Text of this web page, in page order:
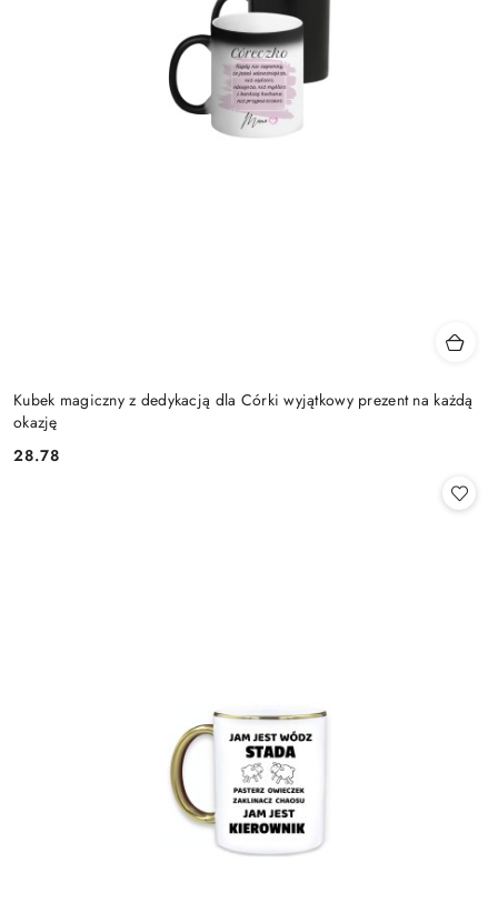
Kubek magiczny z dedykacją dla Córki wyjątkowy prezent na każdą
okazję
Cena:
28.78